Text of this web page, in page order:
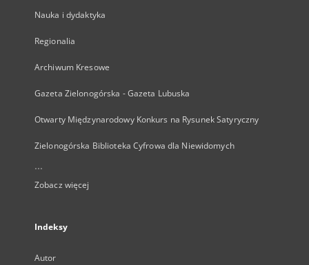
Nauka i dydaktyka
Regionalia
Archiwum Kresowe
Gazeta Zielonogórska - Gazeta Lubuska
Otwarty Międzynarodowy Konkurs na Rysunek Satyryczny
Zielonogórska Biblioteka Cyfrowa dla Niewidomych
...
Zobacz więcej
Indeksy
Autor